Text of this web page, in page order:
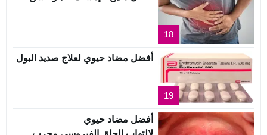
18
19
أفضل مضاد حيوي لعلاج صديد البول
أفضل مضاد حيوي